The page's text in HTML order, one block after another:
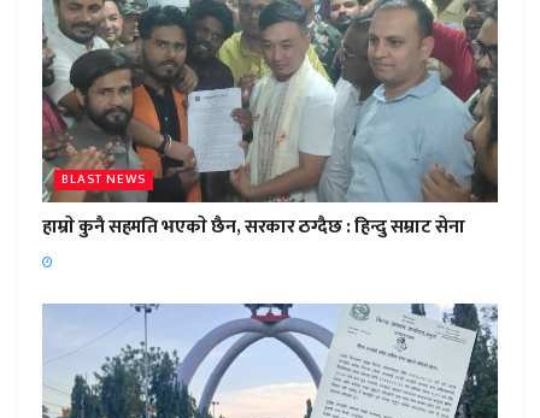
BLAST NEWS
हाम्राे कुनै सहमति भएकाे छैन, सरकार ठग्दैछ : हिन्दु सम्राट सेना